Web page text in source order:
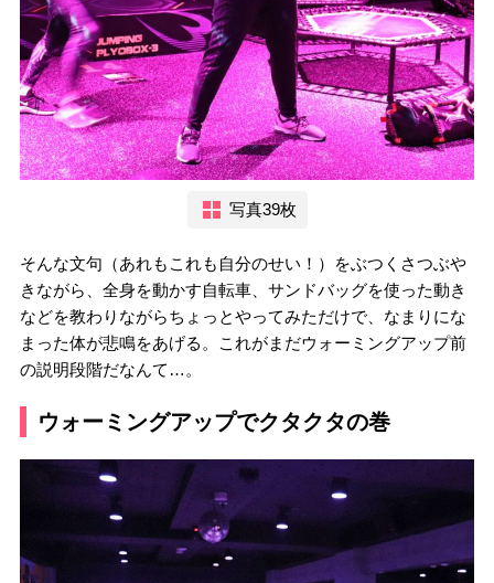
写真39枚
そんな文句（あれもこれも自分のせい！）をぶつくさつぶや
きながら、全身を動かす自転車、サンドバッグを使った動き
などを教わりながらちょっとやってみただけで、なまりにな
まった体が悲鳴をあげる。これがまだウォーミングアップ前
の説明段階だなんて…。
ウォーミングアップでクタクタの巻